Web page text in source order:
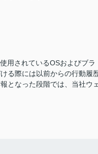
用されているOSおよびブラ
る際には以前からの行動履
となった段階では、当社ウ